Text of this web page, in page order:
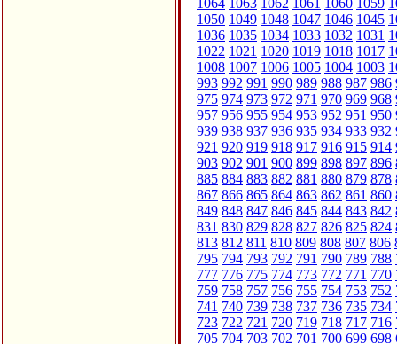
1064 1063 1062 1061 1060 1059
1050 1049 1048 1047 1046 1045
1036 1035 1034 1033 1032 1031
1022 1021 1020 1019 1018 1017
1008 1007 1006 1005 1004 1003
993 992 991 990 989 988 987 986
975 974 973 972 971 970 969 968
957 956 955 954 953 952 951 950
939 938 937 936 935 934 933 932
921 920 919 918 917 916 915 914
903 902 901 900 899 898 897 896
885 884 883 882 881 880 879 878
867 866 865 864 863 862 861 860
849 848 847 846 845 844 843 842
831 830 829 828 827 826 825 824
813 812 811 810 809 808 807 806
795 794 793 792 791 790 789 788
777 776 775 774 773 772 771 770
759 758 757 756 755 754 753 752
741 740 739 738 737 736 735 734
723 722 721 720 719 718 717 716
705 704 703 702 701 700 699 698